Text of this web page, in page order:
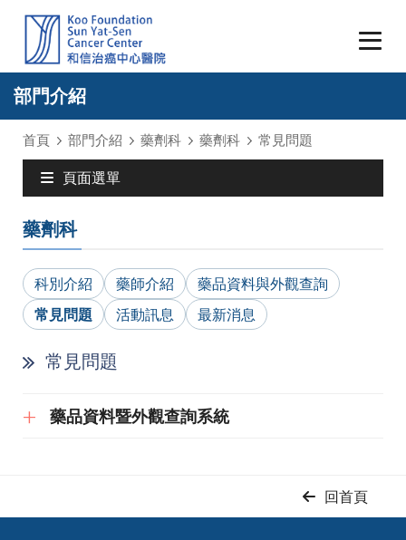
部門介紹
首頁 部門介紹 藥劑科 藥劑科 常見問題
頁面選單
藥劑科
科別介紹 藥師介紹
藥品資料與外觀查詢
常見問題
活動訊息 最新消息
常見問題
藥品資料暨外觀查詢系統
回首頁